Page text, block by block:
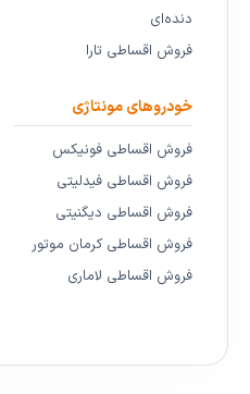
دنده‌ای
فروش اقساطی تارا
خودروهای مونتاژی
فروش اقساطی فونیکس
فروش اقساطی فیدلیتی
فروش اقساطی دیگنیتی
فروش اقساطی کرمان موتور
فروش اقساطی لاماری